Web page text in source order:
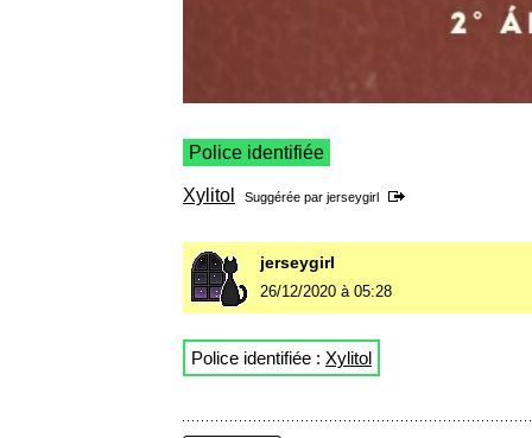
Police identifiée
Xylitol Suggérée par jerseygirl
jerseygirl
26/12/2020 à 05:28
Police identifiée : Xylitol